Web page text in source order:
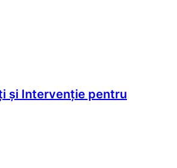
și Intervenție pentru